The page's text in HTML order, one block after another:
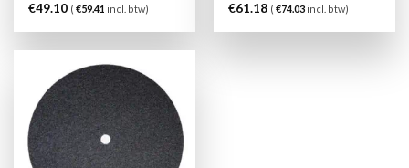
€49.10 (€59.41 incl. btw)
€61.18 (€74.03incl. btw)